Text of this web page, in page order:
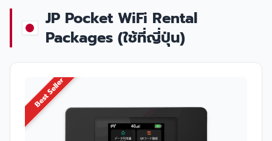
JP Pocket WiFi Rental
Packages (ใช้ที่ญี่ปุ่น)
Best Seller